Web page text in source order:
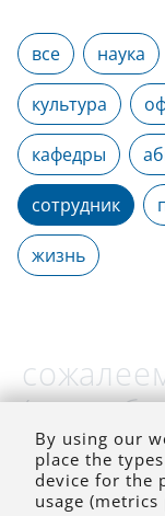
все наука
культура
кафедры
сотрудник
жизнь
(на
By using our
place the
device for the
usage